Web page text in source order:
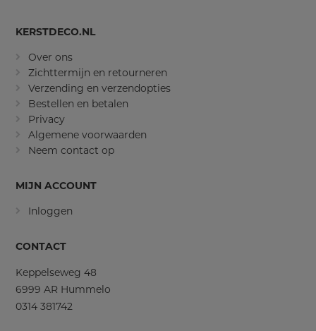
KERSTDECO.NL
Over ons
Zichttermijn en retourneren
Verzending en verzendopties
Bestellen en betalen
Privacy
Algemene voorwaarden
Neem contact op
MIJN ACCOUNT
Inloggen
CONTACT
Keppelseweg 48
6999 AR Hummelo
0314 381742